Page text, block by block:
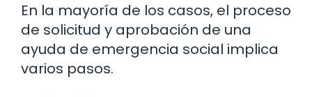
En la mayoría de los casos, el proceso
de solicitud y aprobación de una
ayuda de emergencia social implica
varios pasos.